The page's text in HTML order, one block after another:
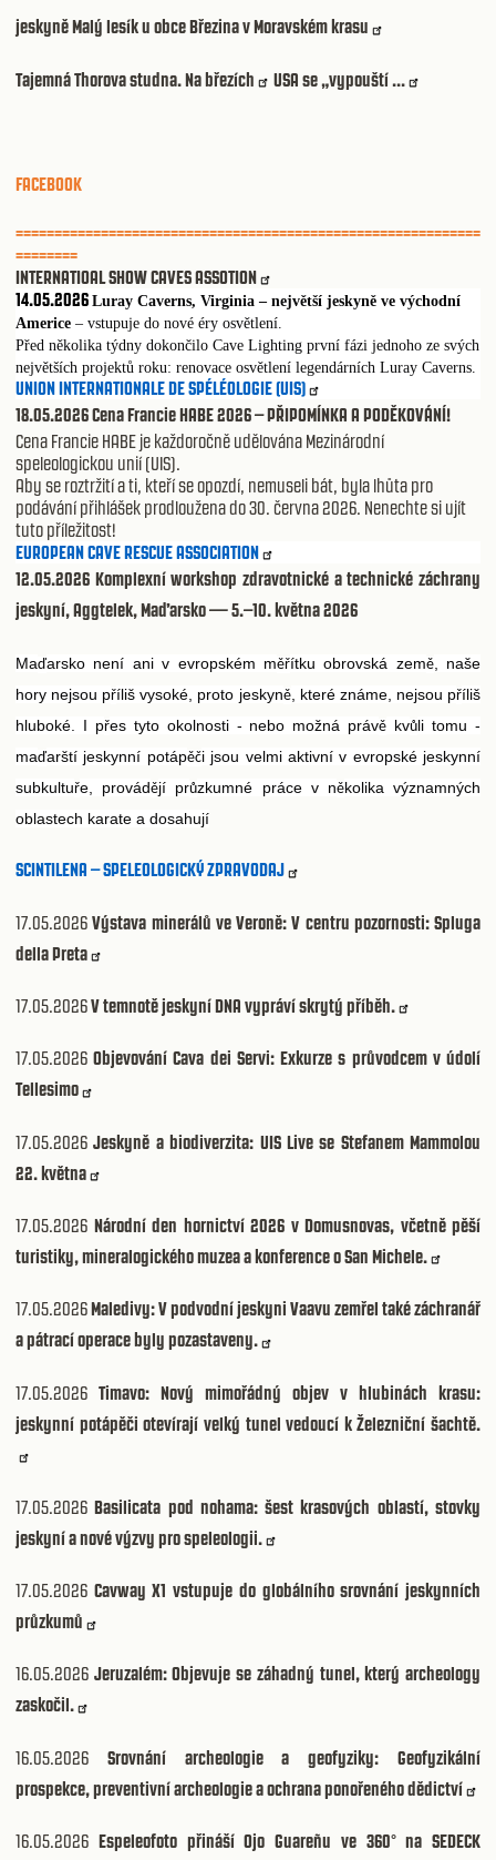
jeskyně Malý lesík u obce Březina v Moravském krasu
Tajemná Thorova studna. Na březích USA se „vypouští ...
FACEBOOK
============================================================
========
INTERNATIOAL SHOW CAVES ASSOTION
14.05.2026 Luray Caverns, Virginia – největší jeskyně ve východní
Americe – vstupuje do nové éry osvětlení.
Před několika týdny dokončilo Cave Lighting první fázi jednoho ze svých
největších projektů roku: renovace osvětlení legendárních Luray Caverns.
UNION INTERNATIONALE DE SPÉLÉOLOGIE (UIS)
18.05.2026 Cena Francie HABE 2026 – PŘIPOMÍNKA A PODĚKOVÁNÍ!
Cena Francie HABE je každoročně udělována Mezinárodní
speleologickou unií (UIS).
Aby se roztržití a ti, kteří se opozdí, nemuseli bát, byla lhůta pro
podávání přihlášek prodloužena do 30. června 2026. Nenechte si ujít
tuto příležitost!
EUROPEAN CAVE RESCUE ASSOCIATION
12.05.2026 Komplexní workshop zdravotnické a technické záchrany
jeskyní, Aggtelek, Maďarsko — 5.–10. května 2026
Maďarsko není ani v evropském měřítku obrovská země, naše
hory nejsou příliš vysoké, proto jeskyně, které známe, nejsou příliš
hluboké. I přes tyto okolnosti - nebo možná právě kvůli tomu -
maďarští jeskynní potápěči jsou velmi aktivní v evropské jeskynní
subkultuře, provádějí průzkumné práce v několika významných
oblastech karate a dosahují
SCINTILENA – SPELEOLOGICKÝ ZPRAVODAJ
17.05.2026Výstava minerálů ve Veroně: V centru pozornosti: Spluga
della Preta
17.05.2026V temnotě jeskyní DNA vypráví skrytý příběh.
17.05.2026Objevování Cava dei Servi: Exkurze s průvodcem v údolí
Tellesimo
17.05.2026Jeskyně a biodiverzita: UIS Live se Stefanem Mammolou
22. května
17.05.2026 Národní den hornictví 2026 v Domusnovas, včetně pěší
turistiky, mineralogického muzea a konference o San Michele.
17.05.2026Maledivy: V podvodní jeskyni Vaavu zemřel také záchranář
a pátrací operace byly pozastaveny.
17.05.2026 Timavo: Nový mimořádný objev v hlubinách krasu:
jeskynní potápěči otevírají velký tunel vedoucí k Železniční šachtě.
17.05.2026Basilicata pod nohama: šest krasových oblastí, stovky
jeskyní a nové výzvy pro speleologii.
17.05.2026 Cavway X1 vstupuje do globálního srovnání jeskynních
průzkumů
16.05.2026 Jeruzalém: Objevuje se záhadný tunel, který archeology
zaskočil.
16.05.2026 Srovnání archeologie a geofyziky: Geofyzikální
prospekce, preventivní archeologie a ochrana ponořeného dědictví
16.05.2026 Espeleofoto přináší Ojo Guareñu ve 360° na SEDECK